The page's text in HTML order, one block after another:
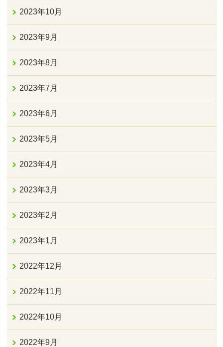
2023年10月
2023年9月
2023年8月
2023年7月
2023年6月
2023年5月
2023年4月
2023年3月
2023年2月
2023年1月
2022年12月
2022年11月
2022年10月
2022年9月